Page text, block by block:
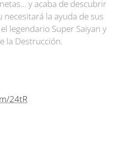
y acaba de descubrir
necesitará la ayuda de sus
legendario Super Saiyan y
la Destrucción.
24tR